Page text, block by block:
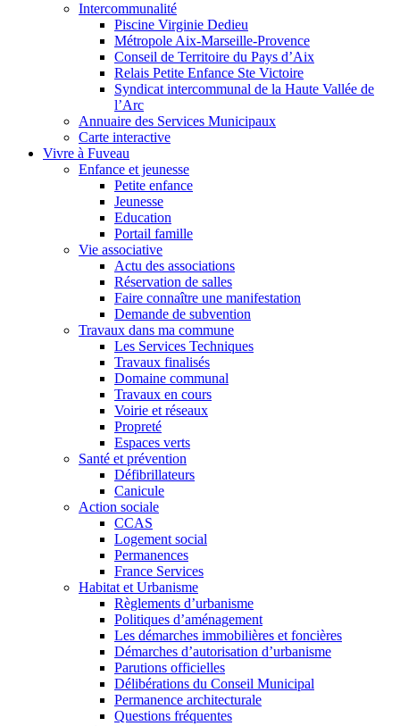
Intercommunalité
Piscine Virginie Dedieu
Métropole Aix-Marseille-Provence
Conseil de Territoire du Pays d’Aix
Relais Petite Enfance Ste Victoire
Syndicat intercommunal de la Haute Vallée de
l’Arc
Annuaire des Services Municipaux
Carte interactive
Vivre à Fuveau
Enfance et jeunesse
Petite enfance
Jeunesse
Education
Portail famille
Vie associative
Actu des associations
Réservation de salles
Faire connaître une manifestation
Demande de subvention
Travaux dans ma commune
Les Services Techniques
Travaux finalisés
Domaine communal
Travaux en cours
Voirie et réseaux
Propreté
Espaces verts
Santé et prévention
Défibrillateurs
Canicule
Action sociale
CCAS
Logement social
Permanences
France Services
Habitat et Urbanisme
Règlements d’urbanisme
Politiques d’aménagement
Les démarches immobilières et foncières
Démarches d’autorisation d’urbanisme
Parutions officielles
Délibérations du Conseil Municipal
Permanence architecturale
Questions fréquentes